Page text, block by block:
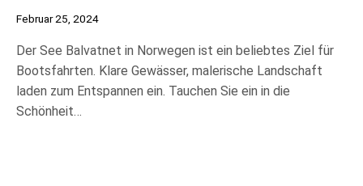
Februar 25, 2024
Der See Balvatnet in Norwegen ist ein beliebtes Ziel für
Bootsfahrten. Klare Gewässer, malerische Landschaft
laden zum Entspannen ein. Tauchen Sie ein in die
Schönheit…